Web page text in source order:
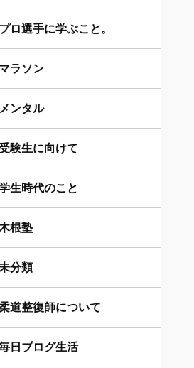
プロ選手に学ぶこと。
マラソン
メンタル
受験生に向けて
生時代のこと
根塾
分類
道整復師について
日ブログ生活